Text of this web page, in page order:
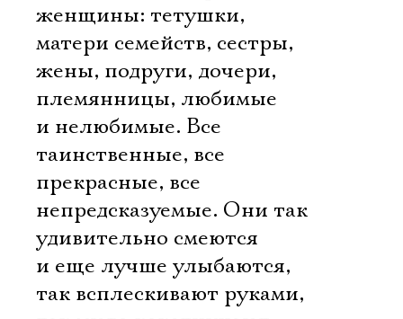
женщины: тетушки,
матери семейств, сестры,
жены, подруги, дочери,
племянницы, любимые
и нелюбимые. Все
таинственные, все
прекрасные, все
непредсказуемые. Они так
удивительно смеются
и еще лучше улыбаются,
так всплескивают руками,